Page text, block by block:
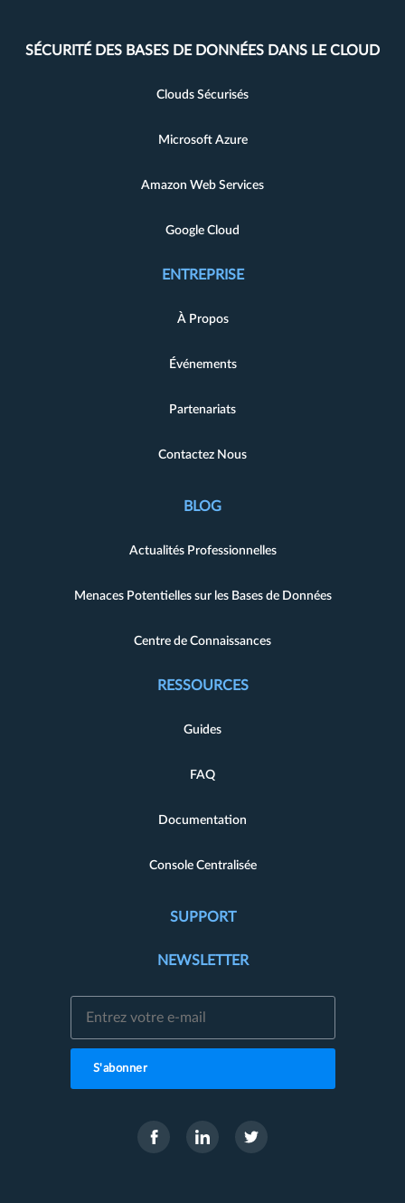
SÉCURITÉ DES BASES DE DONNÉES DANS LE CLOUD
Clouds Sécurisés
Microsoft Azure
Amazon Web Services
Google Cloud
ENTREPRISE
À Propos
Événements
Partenariats
Contactez Nous
BLOG
Actualités Professionnelles
Menaces Potentielles sur les Bases de Données
Centre de Connaissances
RESSOURCES
Guides
FAQ
Documentation
Console Centralisée
SUPPORT
NEWSLETTER
S'abonner